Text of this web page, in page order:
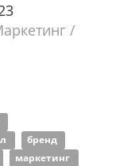
/
бренд
маркетинг